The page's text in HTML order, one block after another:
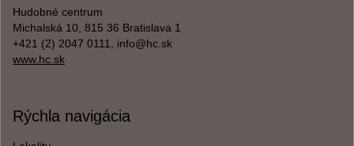
Hudobné centrum
Michalská 10, 815 36 Bratislava 1
+421 (2) 2047 0111, info@hc.sk
www.hc.sk
Rýchla navigácia